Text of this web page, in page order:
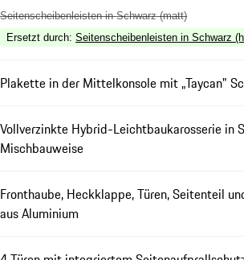
Seitenscheibenleisten in Schwarz (matt)
Ersetzt durch: Seitenscheibenleisten in Schwarz
Plakette in der Mittelkonsole mit „Taycan"
Vollverzinkte Hybrid-Leichtbaukarosserie in
Mischbauweise
Fronthaube, Heckklappe, Türen, Seitenteil
aus Aluminium